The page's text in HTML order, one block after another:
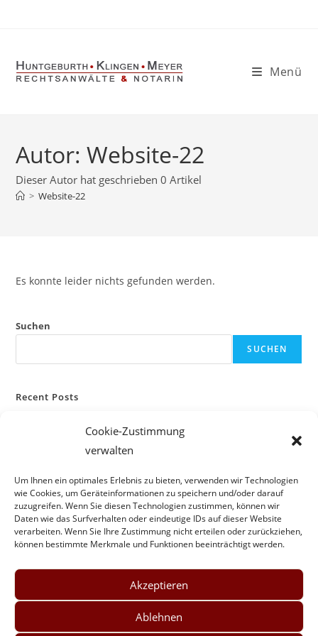
Cookie-Zustimmung
verwalten
Um Ihnen ein optimales Erlebnis zu bieten, verwenden wir Technologien
wie Cookies, um Geräteinformationen zu speichern und/oder darauf
zuzugreifen. Wenn Sie diesen Technologien zustimmen, können wir
Daten wie das Surfverhalten oder eindeutige IDs auf dieser Website
verarbeiten. Wenn Sie Ihre Zustimmung nicht erteilen oder zurückziehen,
können bestimmte Merkmale und Funktionen beeinträchtigt werden.
Akzeptieren
Ablehnen
Menü
Autor:Website-22
Dieser Autor hat geschrieben 0 Artikel
> Website-22
Es konnte leider nichts gefunden werden.
Suchen
SUCHEN
Recent Posts
Recent Comments